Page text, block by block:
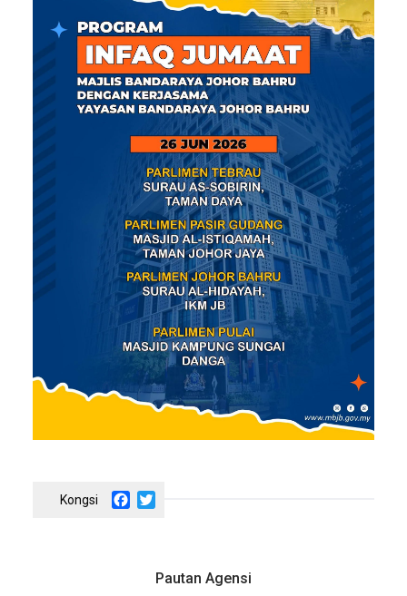
Facebook
Pautan Agensi